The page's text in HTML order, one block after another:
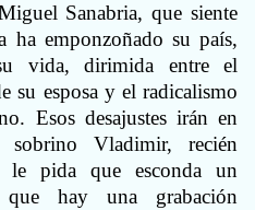
Sanabria, que siente
ha emponzoñado su país,
vida, dirimida entre el
su esposa y el radicalismo
Esos desajustes irán en
Vladimir, recién
le pida que esconda un
hay una grabación